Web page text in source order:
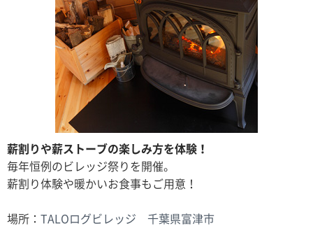
薪割りや薪ストーブの楽しみ方を体験！
毎年恒例のビレッジ祭りを開催。
薪割り体験や暖かいお食事もご用意！
場所： TALOログビレッジ 千葉県富津市